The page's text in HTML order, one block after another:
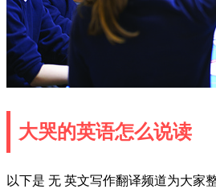
大哭的英语怎么说读
以下是 无 英文写作翻译频道为大家